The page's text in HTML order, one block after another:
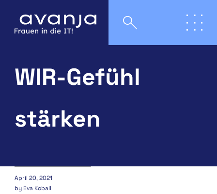
BindungQuick Wins
WIR-Gefühl
stärken
April 20, 2021
by Eva Koball